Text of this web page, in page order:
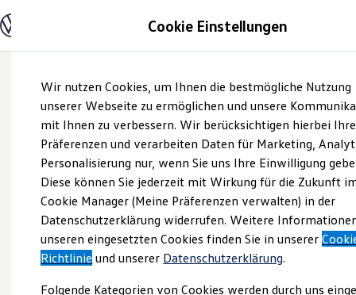
Hauptinhalt
springen
Footer
springen
Modelle und Konfigurator
Modelle vergleichen
Elektroautos
ENERGY Sondermodelle
Nutzfahrzeuge
SUV und CUV
Familienautos
Kombis
Kompaktwagen
Sportwagen
Schnell verfügbare Fahrzeuge
Angebote und Produkte
Aktuelle Angebote
E-Auto-Förderung
Volkswagen Marktplatz
Junge Gebrauchtwagen und Gebrauchtwagen
Cookie Einstellungen
Wir nutzen Cookies, um Ihnen die bestmögliche Nutzung
unserer Webseite zu ermöglichen und unsere
mit Ihnen zu verbessern. Wir berücksichtigen hierbei Ihre
Präferenzen und verarbeiten Daten für Marketing,
Personalisierung nur, wenn Sie uns Ihre Einwilligung
Diese können Sie jederzeit mit Wirkung für die Zukunft
Cookie Manager (Meine Präferenzen verwalten) in der
Datenschutzerklärung widerrufen. Weitere
unseren eingesetzten Cookies finden Sie in unserer
Richtlinie und unserer Datenschutzerklärung.
Folgende Kategorien von Cookies werden durch uns